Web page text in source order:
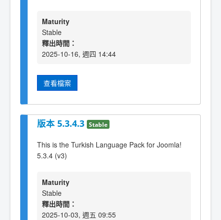
Maturity
Stable
釋出時間：
2025-10-16, 週四 14:44
查看檔案
版本 5.3.4.3 Stable
This is the Turkish Language Pack for Joomla!
5.3.4 (v3)
Maturity
Stable
釋出時間：
2025-10-03, 週五 09:55